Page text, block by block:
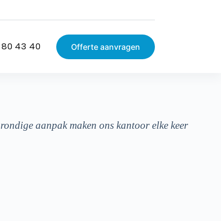
43 40 Offerte aanvragen
aanpak maken ons kantoor elke keer